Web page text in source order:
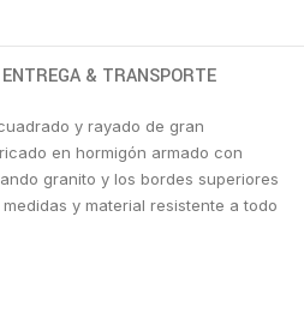
ENTREGA & TRANSPORTE
y rayado de gran
en hormigón armado con
granito y los bordes superiores
y material resistente a todo